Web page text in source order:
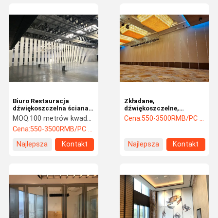
Zkładane,
dźwiękoszczelne,
wyciągające się,
przesuwane, ścienne
Cena:550-3500RMB/PC (FOB) Tax Not Included
Najlepsza
Kontakt
Biuro Restauracja
dźwiękoszczelna ściana
składana Długowieczność
wszechstronna
MOQ:100 metrów kwadratowych
Cena:550-3500RMB/PC (FOB) Tax Not Included
Najlepsza
Kontakt